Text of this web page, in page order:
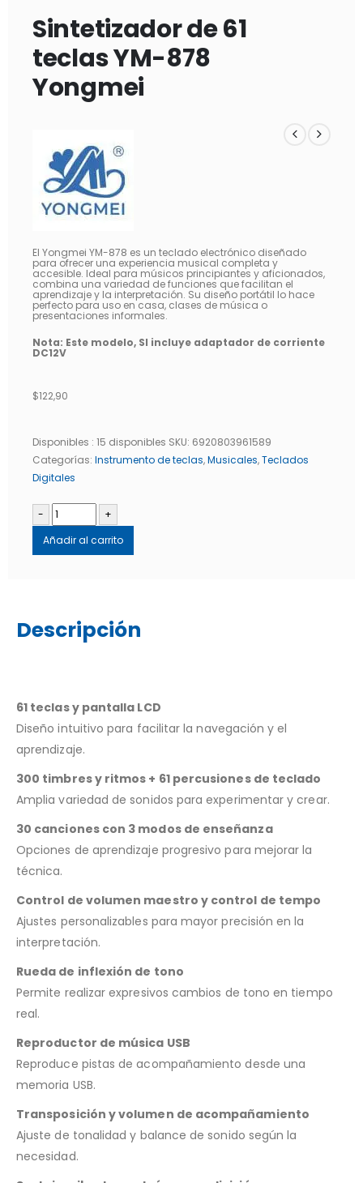
Sintetizador de 61
teclas YM-878
Yongmei
El Yongmei YM-878 es un teclado electrónico diseñado
para ofrecer una experiencia musical completa y
accesible. Ideal para músicos principiantes y aficionados,
combina una variedad de funciones que facilitan el
aprendizaje y la interpretación. Su diseño portátil lo hace
perfecto para uso en casa, clases de música o
presentaciones informales.
Nota: Este modelo, SI incluye adaptador de corriente
DC12V
$122,90
Disponibles : 15 disponibles SKU: 6920803961589
Categorías: Instrumento de teclas,Musicales,Teclados
Digitales
-
+
Añadir al carrito
Descripción
61 teclas y pantalla LCD
Diseño intuitivo para facilitar la navegación y el
aprendizaje.
300 timbres y ritmos + 61 percusiones de teclado
Amplia variedad de sonidos para experimentar y crear.
30 canciones con 3 modos de enseñanza
Opciones de aprendizaje progresivo para mejorar la
técnica.
Control de volumen maestro y control de tempo
Ajustes personalizables para mayor precisión en la
interpretación.
Rueda de inflexión de tono
Permite realizar expresivos cambios de tono en tiempo
real.
Reproductor de música USB
Reproduce pistas de acompañamiento desde una
memoria USB.
Transposición y volumen de acompañamiento
Ajuste de tonalidad y balance de sonido según la
necesidad.